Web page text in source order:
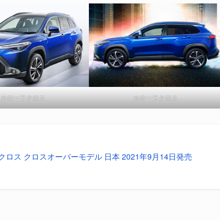
カローラクロス カローラクロス
ロス クロスオーバーモデル 日本 2021年9月14日発売